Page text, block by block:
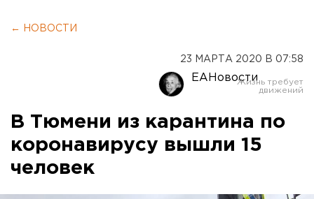
← НОВОСТИ
23 МАРТА 2020 В 07:58
ЕАНовости
В Тюмени из карантина по
коронавирусу вышли 15
человек